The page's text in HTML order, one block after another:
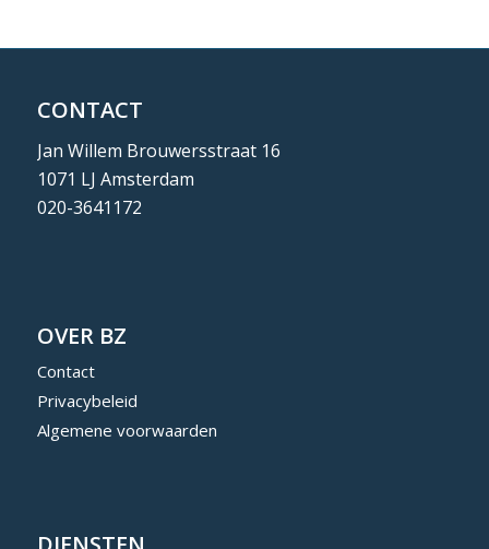
CONTACT
Jan Willem Brouwersstraat 16
1071 LJ Amsterdam
020-3641172
OVER BZ
Contact
Privacybeleid
Algemene voorwaarden